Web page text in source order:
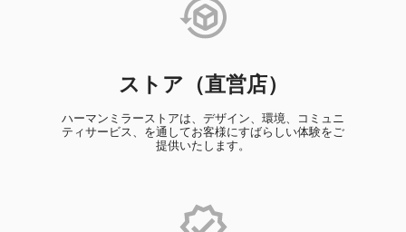
ストア（直営店）
ハーマンミラーストアは、デザイン、環境、コミュニ
ティサービス、を通してお客様にすばらしい体験をご
提供いたします。